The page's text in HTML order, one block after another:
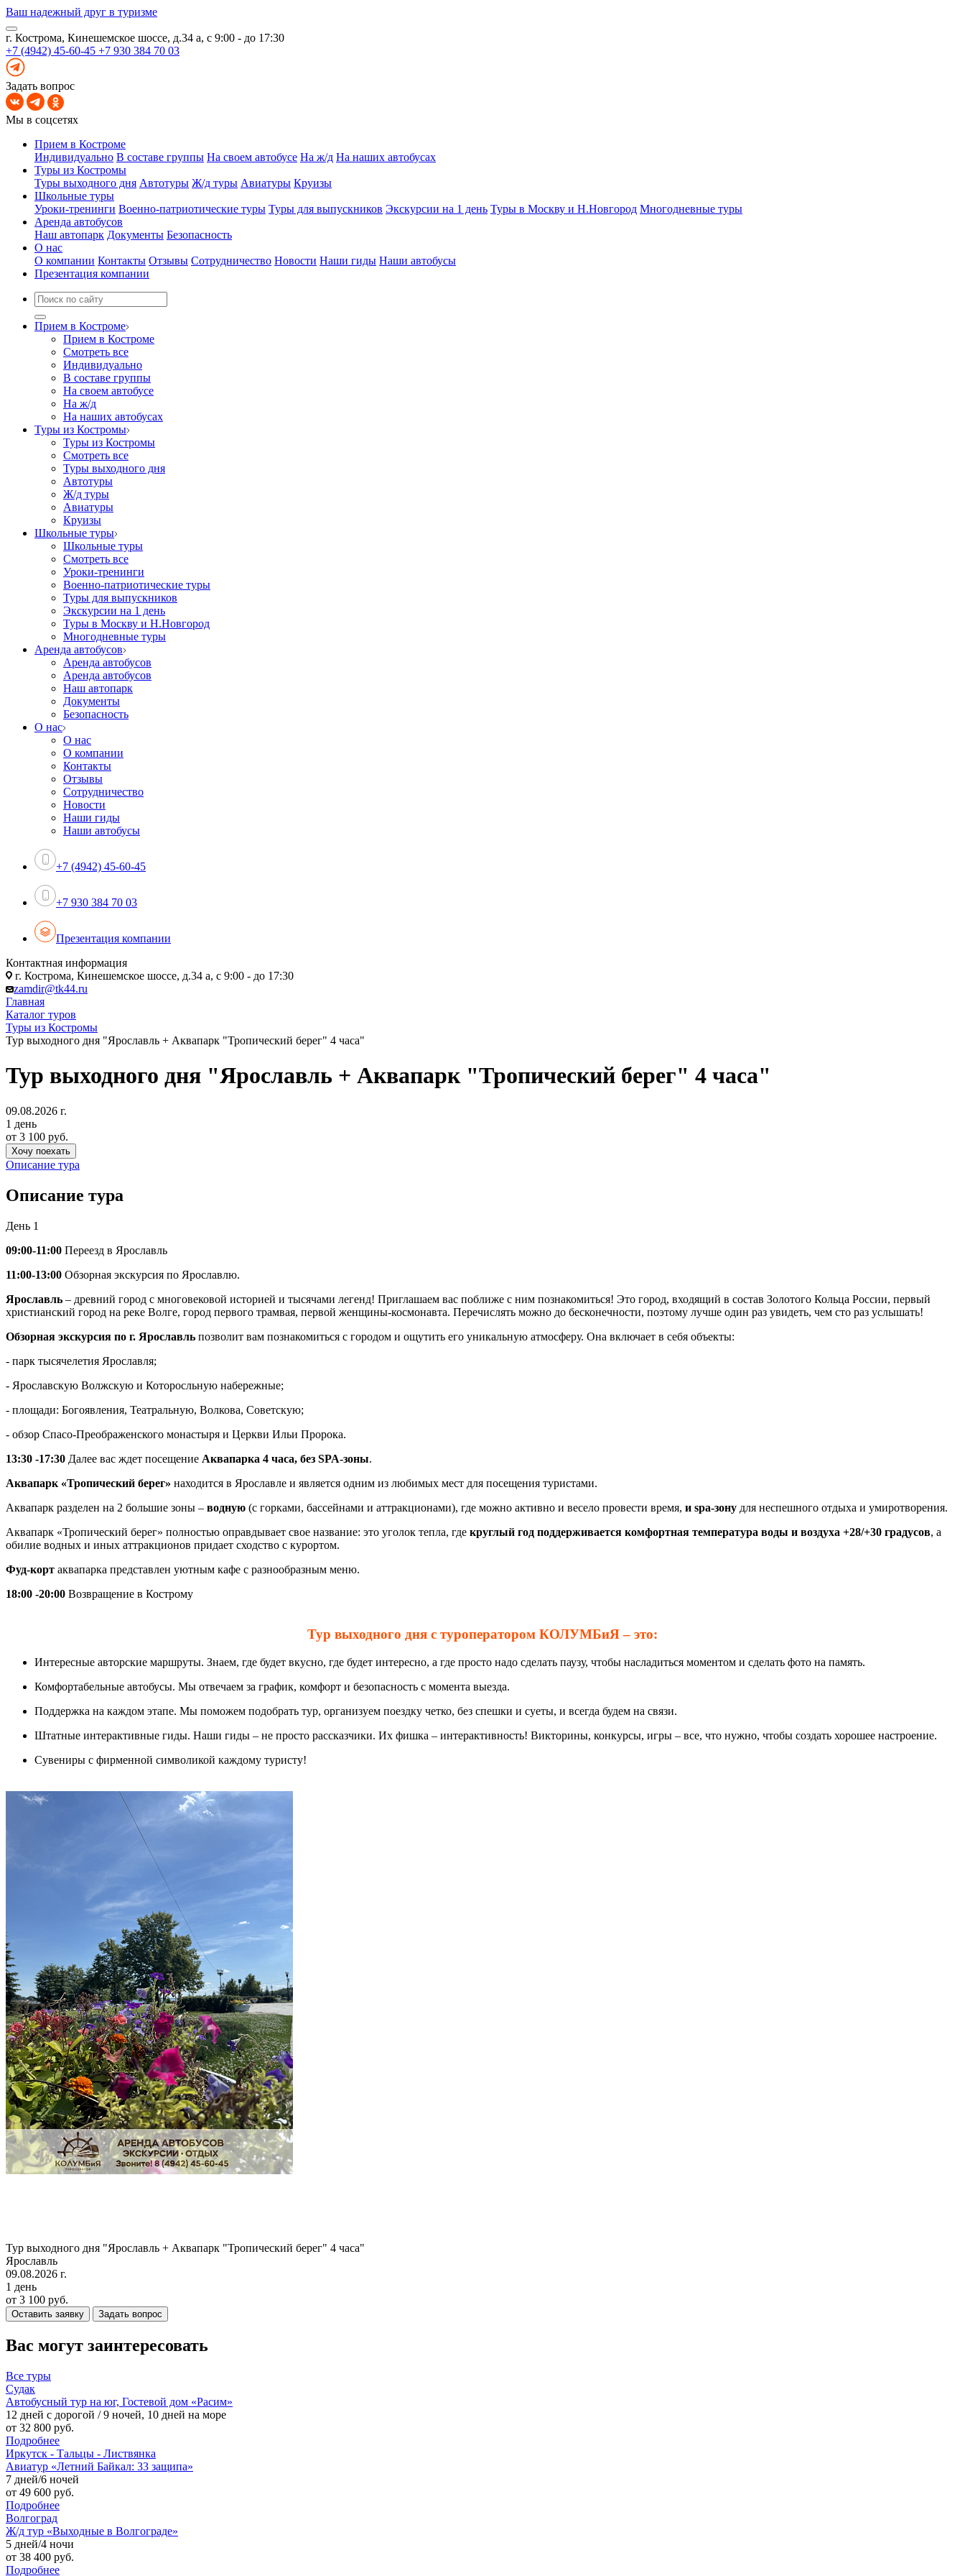
Ваш надежный друг в туризме
г. Кострома, Кинешемское шоссе, д.34 а, с 9:00 - до 17:30
+7 (4942) 45-60-45 +7 930 384 70 03
Задать вопрос
Мы в соцсетях
Прием в Костроме
Индивидуально В составе группы На своем автобусе На ж/д На наших автобусах
Туры из Костромы
Туры выходного дня Автотуры Ж/д туры Авиатуры Круизы
Школьные туры
Уроки-тренинги Военно-патриотические туры Туры для выпускников Экскурсии на 1 день Туры в Москву и Н.Новгород Многодневные туры
Аренда автобусов
Наш автопарк Документы Безопасность
О нас
О компании Контакты Отзывы Сотрудничество Новости Наши гиды Наши автобусы
Презентация компании
Прием в Костроме
Прием в Костроме
Смотреть все
Индивидуально
В составе группы
На своем автобусе
На ж/д
На наших автобусах
Туры из Костромы
Туры из Костромы
Смотреть все
Туры выходного дня
Автотуры
Ж/д туры
Авиатуры
Круизы
Школьные туры
Школьные туры
Смотреть все
Уроки-тренинги
Военно-патриотические туры
Туры для выпускников
Экскурсии на 1 день
Туры в Москву и Н.Новгород
Многодневные туры
Аренда автобусов
Аренда автобусов
Аренда автобусов
Наш автопарк
Документы
Безопасность
О нас
О нас
О компании
Контакты
Отзывы
Сотрудничество
Новости
Наши гиды
Наши автобусы
+7 (4942) 45-60-45
+7 930 384 70 03
Презентация компании
Контактная информация
г. Кострома, Кинешемское шоссе, д.34 а, с 9:00 - до 17:30
zamdir@tk44.ru
Главная
Каталог туров
Туры из Костромы
Тур выходного дня "Ярославль + Аквапарк "Тропический берег" 4 часа"
Тур выходного дня "Ярославль + Аквапарк "Тропический берег" 4 часа"
09.08.2026 г.
1 день
от 3 100 руб.
Хочу поехать
Описание тура
Описание тура
День 1
09:00-11:00 Переезд в Ярославль
11:00-13:00 Обзорная экскурсия по Ярославлю.
Ярославль – древний город с многовековой историей и тысячами легенд! Приглашаем вас поближе с ним познакомиться! Это город, входящий в состав Золотого Кольца России, первый
христианский город на реке Волге, город первого трамвая, первой женщины-космонавта. Перечислять можно до бесконечности, поэтому лучше один раз увидеть, чем сто раз услышать!
Обзорная экскурсия по г. Ярославль позволит вам познакомиться с городом и ощутить его уникальную атмосферу. Она включает в себя объекты:
- парк тысячелетия Ярославля;
- Ярославскую Волжскую и Которосльную набережные;
- площади: Богоявления, Театральную, Волкова, Советскую;
- обзор Спасо-Преображенского монастыря и Церкви Ильи Пророка.
13:30 -17:30 Далее вас ждет посещение Аквапарка 4 часа, без SPA-зоны.
Аквапарк «Тропический берег» находится в Ярославле и является одним из любимых мест для посещения туристами.
Аквапарк разделен на 2 большие зоны – водную (с горками, бассейнами и аттракционами), где можно активно и весело провести время, и spa-зону для неспешного отдыха и умиротворения.
Аквапарк «Тропический берег» полностью оправдывает свое название: это уголок тепла, где круглый год поддерживается комфортная температура воды и воздуха +28/+30 градусов, а
обилие водных и иных аттракционов придает сходство с курортом.
Фуд-корт аквапарка представлен уютным кафе с разнообразным меню.
18:00 -20:00 Возвращение в Кострому
Тур выходного дня с туроператором КОЛУМБиЯ – это:
Интересные авторские маршруты. Знаем, где будет вкусно, где будет интересно, а где просто надо сделать паузу, чтобы насладиться моментом и сделать фото на память.
Комфортабельные автобусы. Мы отвечаем за график, комфорт и безопасность с момента выезда.
Поддержка на каждом этапе. Мы поможем подобрать тур, организуем поездку четко, без спешки и суеты, и всегда будем на связи.
Штатные интерактивные гиды. Наши гиды – не просто рассказчики. Их фишка – интерактивность! Викторины, конкурсы, игры – все, что нужно, чтобы создать хорошее настроение.
Сувениры с фирменной символикой каждому туристу!
Тур выходного дня "Ярославль + Аквапарк "Тропический берег" 4 часа"
Ярославль
09.08.2026 г.
1 день
от 3 100 руб.
Оставить заявку Задать вопрос
Вас могут заинтересовать
Все туры
Судак
Автобусный тур на юг, Гостевой дом «Расим»
12 дней с дорогой / 9 ночей, 10 дней на море
от 32 800 руб.
Подробнее
Иркутск - Тальцы - Листвянка
Авиатур «Летний Байкал: 33 защипа»
7 дней/6 ночей
от 49 600 руб.
Подробнее
Волгоград
Ж/д тур «Выходные в Волгограде»
5 дней/4 ночи
от 38 400 руб.
Подробнее